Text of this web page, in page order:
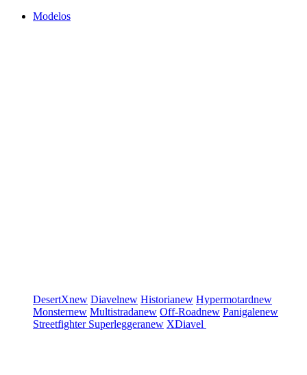
Modelos
DesertXnew Diavelnew Historianew Hypermotardnew
Monsternew Multistradanew Off-Roadnew Panigalenew
Streetfighter Superleggeranew XDiavel